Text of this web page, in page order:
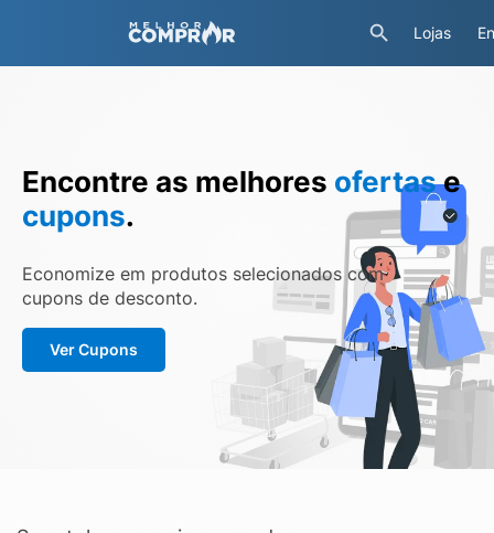
Lojas
Encontre as melhores ofertase
cupons.
Economize em produtos selecionados com
cupons de desconto.
Ver Cupons